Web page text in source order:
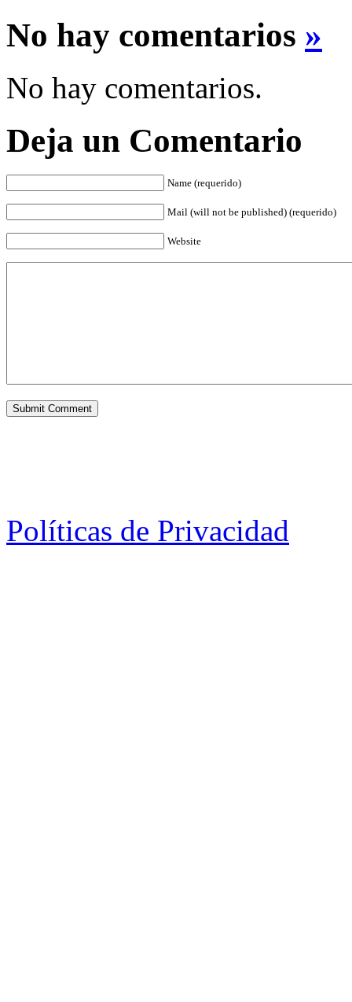
No hay comentarios »
No hay comentarios.
Deja un Comentario
Name (requerido)
Mail (will not be published) (requerido)
Website
Políticas de Privacidad